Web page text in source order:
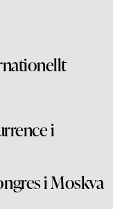
i
i Moskva